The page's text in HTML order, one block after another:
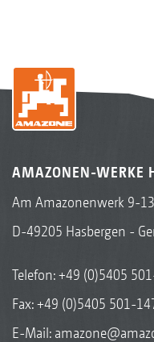
AMAZONEN-WERKE
Am Amazonenwerk 9-13
D-49205 Hasbergen -
Telefon:+49 (0)5405
Fax: +49 (0)5405 501-
E-Mail: